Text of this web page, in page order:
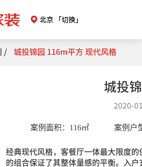
北京 「切换」
/ 城投锦园 116m平方 现代风格
城投
2020-
案例面积： 116㎡ 案例户
经典现代风格，客餐厅一体最大限度
的组合保证了其整体量感的平衡。入